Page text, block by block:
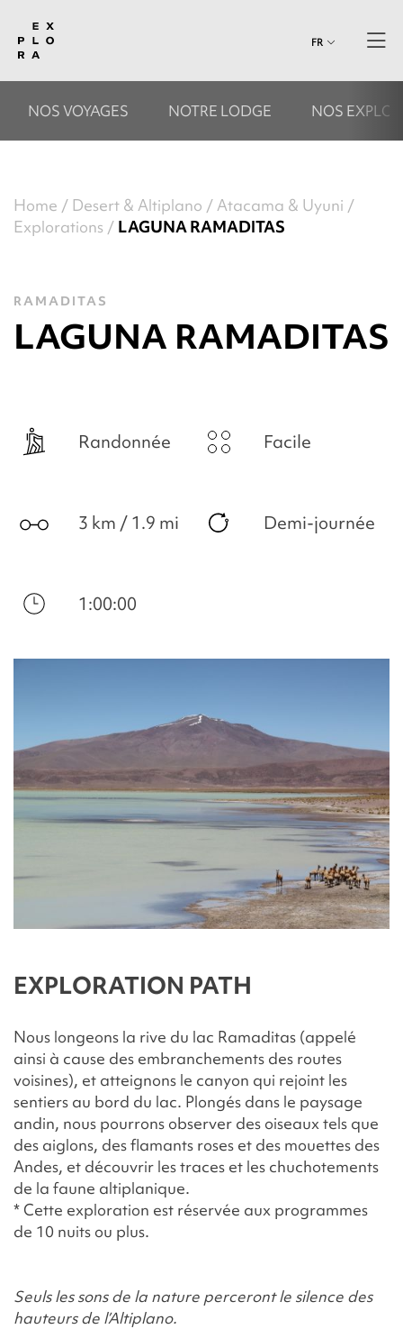
FR
NOS VOYAGES NOTRE LODGE NOS
Home Desert & Altiplano
Atacama & Uyuni
Explorations
LAGUNA RAMADITAS
RAMADITAS
LAGUNA RAMADITAS
Randonnée Facile
3 km / 1.9 mi Demi-journée
1:00:00
EXPLORATION PATH
Nous longeons la rive du lac Ramaditas (appelé
ainsi à cause des embranchements des routes
voisines), et atteignons le canyon qui rejoint les
sentiers au bord du lac. Plongés dans le paysage
andin, nous pourrons observer des oiseaux tels que
des aiglons, des flamants roses et des mouettes des
Andes, et découvrir les traces et les chuchotements
de la faune altiplanique.
* Cette exploration est réservée aux programmes
de 10 nuits ou plus.
Seuls les sons de la nature perceront le silence des
hauteurs de l’Altiplano.